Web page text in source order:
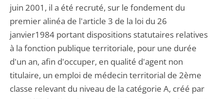
juin 2001, il a été recruté, sur le fondement du
premier alinéa de l'article 3 de la loi du 26
janvier1984 portant dispositions statutaires relatives
à la fonction publique territoriale, pour une durée
d'un an, afin d'occuper, en qualité d'agent non
titulaire, un emploi de médecin territorial de 2ème
classe relevant du niveau de la catégorie A, créé par